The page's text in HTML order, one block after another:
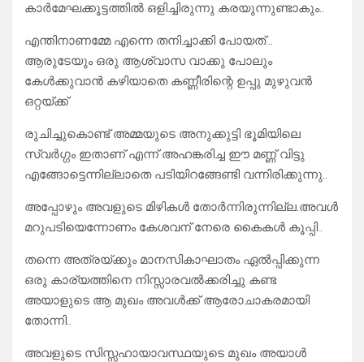
കാർമേഘക്കൂട്ടത്തിൽ ഒളിച്ചിരുന്നു കരയുന്നുണ്ടാകും..
എന്തിനാണമ്മേ എന്നെ തനിച്ചാക്കി പോയത്…
ആരുടേയും ഒരു ആശ്വാസ വാക്കു പോലും
കേൾക്കുവാൻ കഴിയാതെ കണ്ണീരിന്റെ ഉപ്പു മുഴുവൻ
ഒറ്റയ്ക്ക്
രുചിച്ചുകൊണ്ട് അമ്മയുടെ അനുക്കുട്ടി ഭൂമിയിലെ
സ്വർഗ്ഗം ഇതാണ് എന്ന് അഹങ്കരിച്ച ഈ മണ്ണ് വിട്ടു
എങ്ങോട്ടെന്നില്ലാതെ പടിയിറങ്ങേണ്ടി വന്നിരിക്കുന്നു..
അപ്പോഴും അവളുടെ മിഴികൾ തോർന്നിരുന്നില്ല.അവൾ
മറുപടിയെന്നോണം കേശവന് നേരെ കൈകൾ കൂപ്പി..
തന്നെ അത്രയ്ക്കും മാനസികാഘാതം ഏൽപ്പിക്കുന്ന
ഒരു കാര്യത്തിനെ നിസ്സാരവൽക്കരിച്ചു കണ്ട
അയാളുടെ ആ മുഖം അവൾക്ക് ആരോചാകരമായി
തോന്നി..
അവളുടെ സിസ്സഹായാവസ്ഥയുടെ മുഖം അയാൾ